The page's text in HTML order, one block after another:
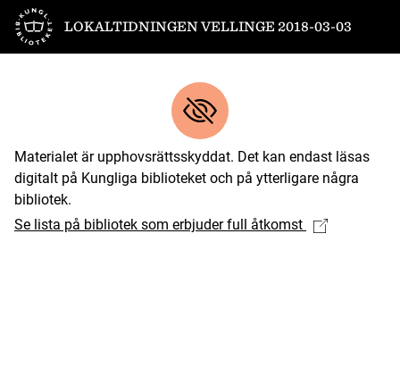
Till startsidan
LOKALTIDNINGEN VELLINGE 2018-03-03
Materialet är upphovsrättsskyddat. Det kan endast läsas
digitalt på Kungliga biblioteket och på ytterligare några
bibliotek.
Se lista på bibliotek som erbjuder full åtkomst